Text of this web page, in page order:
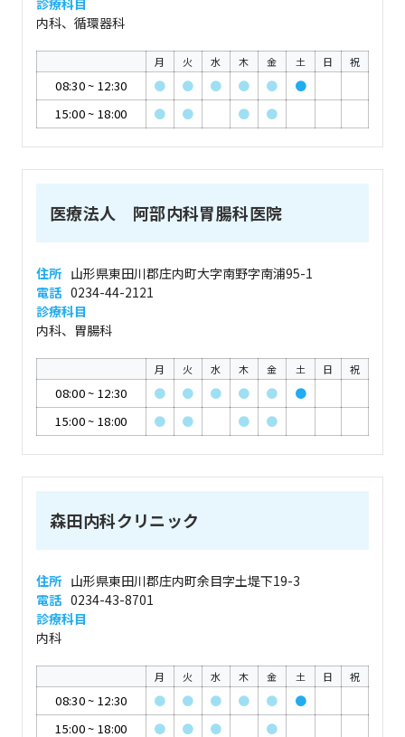
診療科目
内科、循環器科
月 火 水 木 金 土 日 祝
08:30~ 12:30 ● ● ● ● ●
●
15:00~ 18:00 ● ● ● ●
医療法人 阿部内科胃腸科医院
住所 山形県東田川郡庄内町大字南野字南浦95-1
電話 0234-44-2121
診療科目
内科、胃腸科
月 火 水 木 金 土 日 祝
08:00~ 12:30 ● ● ● ● ●
●
15:00~ 18:00 ● ● ● ●
森田内科クリニック
住所 山形県東田川郡庄内町余目字土堤下19-3
電話 0234-43-8701
診療科目
内科
月 火 水 木 金 土 日 祝
08:30~ 12:30 ● ● ● ● ●
●
15:00~ 18:00 ● ● ● ●